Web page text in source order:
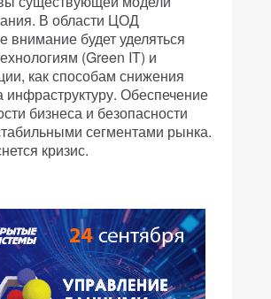
В области ЦОД
будет уделяться
(Green IT) и
как способам снижения
инфраструктуру. Обеспечение
бизнеса и безопасности
сегментами рынка.
кризис.